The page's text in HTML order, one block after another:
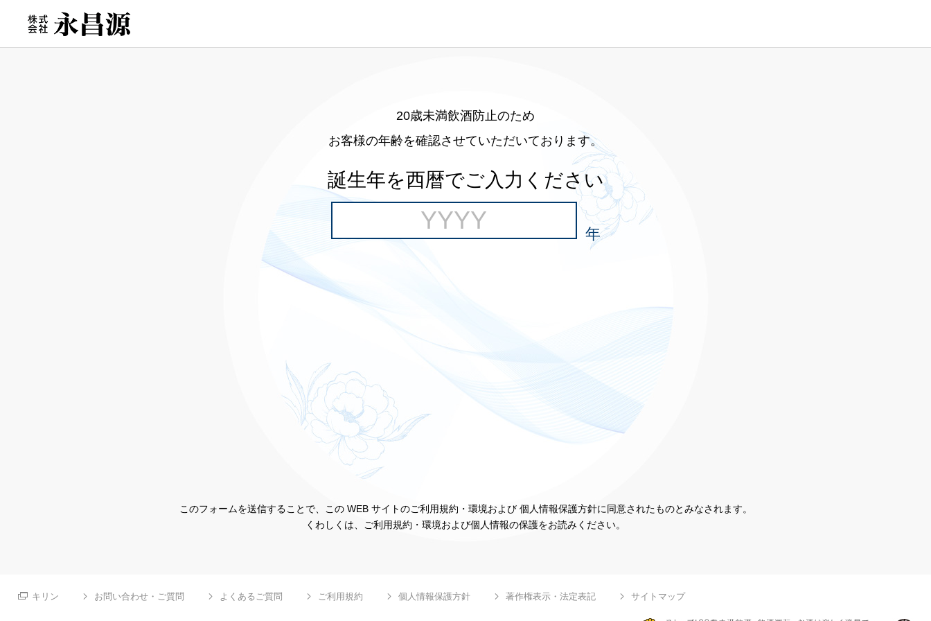
20歳未満飲酒防止のため
お客様の年齢を確認させていただいております。
誕生年を西暦でご入力ください
年
このフォームを送信することで、この WEB サイトのご利用規約・環境および 個人情報保護方針に同意されたものとみなされます。
くわしくは、ご利用規約・環境および個人情報の保護をお読みください。
キリン お問い合わせ・ご質問 よくあるご質問 ご利用規約 個人情報保護方針 著作権表示・法定表記 サイトマップ